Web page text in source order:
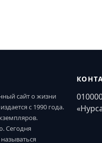
сайт о жизни
с 1990 года.
Сегодня